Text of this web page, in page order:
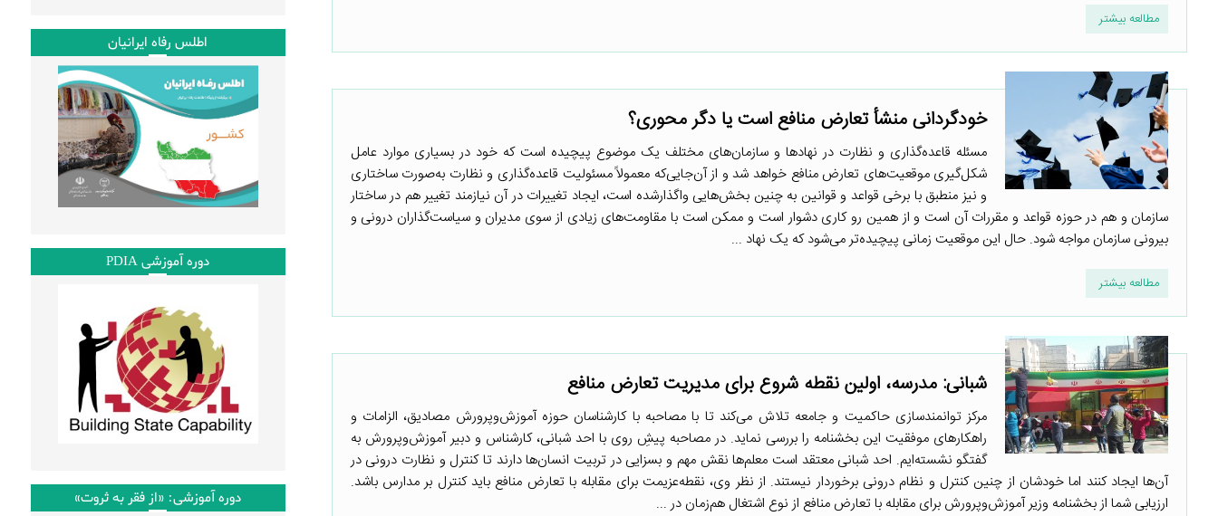
مطالعه بیشتر
خودگردانی منشأ تعارض منافع است یا دگر محوری؟
مسئله قاعده‌گذاری و نظارت در نهادها و سازمان‌های مختلف یک موضوع پیچیده است که خود در بسیاری موارد عامل
شکل‌گیری موقعیت‌های تعارض منافع خواهد شد و از آن‌جایی‌که معمولاً مسئولیت قاعده‌گذاری و نظارت به‌صورت ساختاری
و نیز منطبق با برخی قواعد و قوانین به چنین بخش‌هایی واگذارشده است، ایجاد تغییرات در آن نیازمند تغییر هم در ساختار
سازمان و هم در حوزه قواعد و مقررات آن است و از همین رو کاری دشوار است و ممکن است با مقاومت‌های زیادی از سوی مدیران و سیاست‌گذاران درونی و
بیرونی سازمان مواجه شود. حال این موقعیت زمانی پیچیده‌تر می‌شود که یک نهاد ...
مطالعه بیشتر
شبانی: مدرسه، اولین نقطه شروع برای مدیریت تعارض منافع
مرکز توانمندسازی حاکمیت و جامعه تلاش می‌کند تا با مصاحبه با کارشناسان حوزه آموزش‌وپرورش مصادیق، الزامات و
راهکارهای موفقیت این بخشنامه را بررسی نماید. در مصاحبه پیشِ روی با احد شبانی، کارشناس و دبیر آموزش‌وپرورش به
گفتگو نشسته‌ایم. احد شبانی معتقد است معلم‌ها نقش مهم و بسزایی در تربیت انسان‌ها دارند تا کنترل و نظارت درونی در
آن‌ها ایجاد کنند اما خودشان از چنین کنترل و نظام درونی برخوردار نیستند. از نظر وی، نقطه‌عزیمت برای مقابله با تعارض منافع باید کنترل بر مدارس باشد.
ارزیابی شما از بخشنامه وزیر آموزش‌وپرورش برای مقابله با تعارض منافع از نوع اشتغال هم‌زمان در ...
اطلس رفاه ایرانیان
دوره آموزشی PDIA
دوره آموزشی: «از فقر به ثروت»